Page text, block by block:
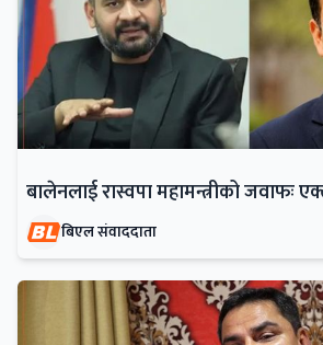
बालेनलाई रास्वपा महामन्त्रीको जवाफः
बिएल संवाददाता